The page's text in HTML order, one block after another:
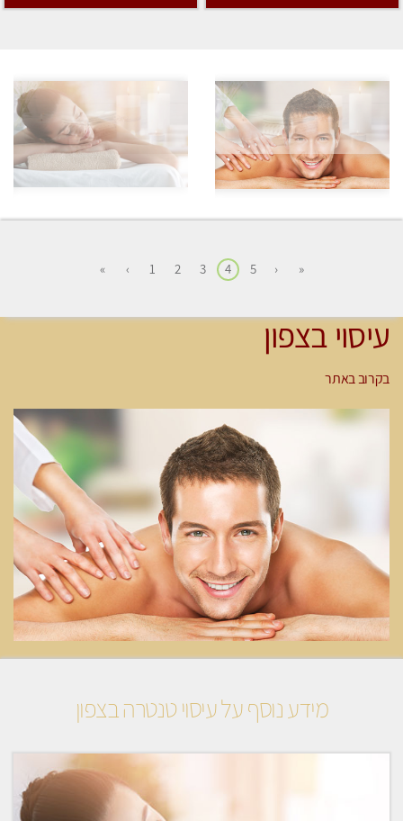
«
‹
5
4
3
2
1
›
»
עיסוי בצפון
בקרוב באתר
מידע נוסף על עיסוי טנטרה בצפון